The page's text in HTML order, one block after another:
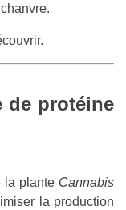
de protéine
la plante Cannabis
la production